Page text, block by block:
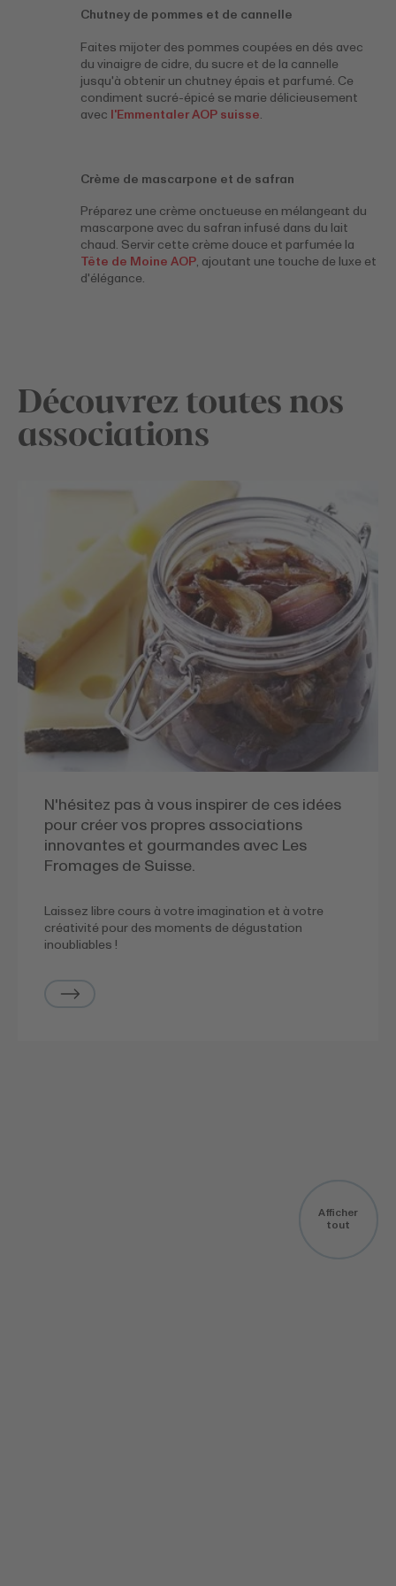
Chutney de pommes et de cannelle
Faites mijoter des pommes coupées en dés avec
du vinaigre de cidre, du sucre et de la cannelle
jusqu'à obtenir un chutney épais et parfumé. Ce
condiment sucré-épicé se marie délicieusement
avec l'Emmentaler AOP suisse.
Crème de mascarpone et de safran
Préparez une crème onctueuse en mélangeant du
mascarpone avec du safran infusé dans du lait
chaud. Servir cette crème douce et parfumée la
Tête de Moine AOP, ajoutant une touche de luxe et
d'élégance.
Découvrez toutes nos
associations
N'hésitez pas à vous inspirer de ces idées
pour créer vos propres associations
innovantes et gourmandes avec Les
Fromages de Suisse.
Laissez libre cours à votre imagination et à votre
créativité pour des moments de dégustation
inoubliables !
Afficher
tout